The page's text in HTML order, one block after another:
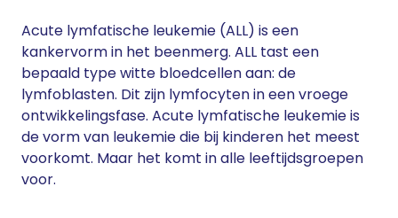
Acute lymfatische leukemie (ALL) is een
kankervorm in het beenmerg. ALL tast een
bepaald type witte bloedcellen aan: de
lymfoblasten. Dit zijn lymfocyten in een vroege
ontwikkelingsfase. Acute lymfatische leukemie is
de vorm van leukemie die bij kinderen het meest
voorkomt. Maar het komt in alle leeftijdsgroepen
voor.